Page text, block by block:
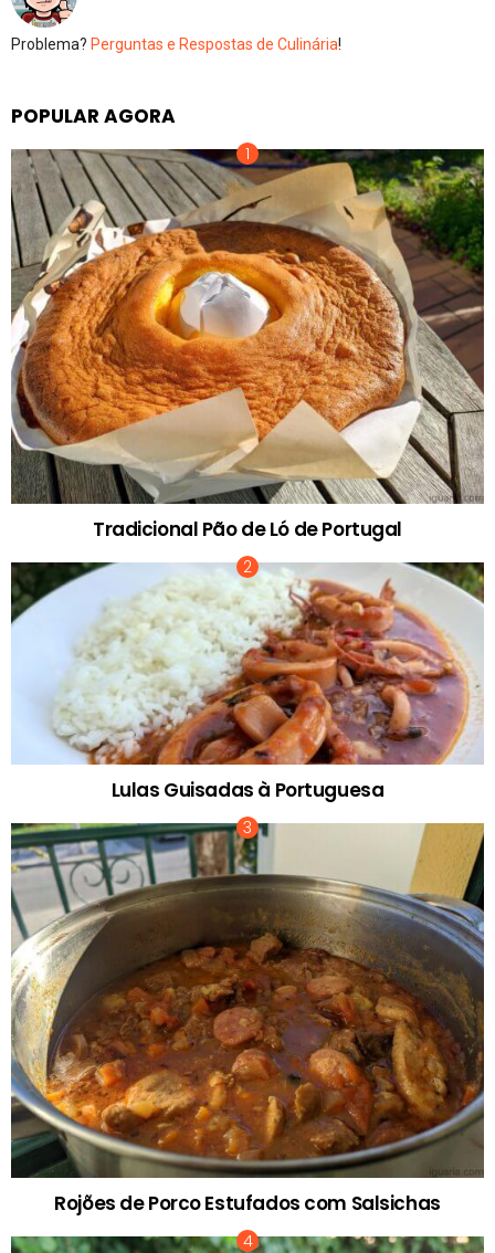
Problema? Perguntas e Respostas de Culinária!
POPULAR AGORA
Tradicional Pão de Ló de Portugal
Lulas Guisadas à Portuguesa
Rojões de Porco Estufados com Salsichas